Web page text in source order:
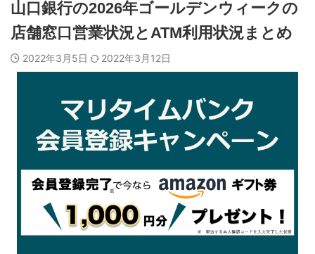
山口銀行の2026年ゴールデンウィークの
店舗窓口営業状況とATM利用状況まとめ
2022年3月5日 2022年3月12日